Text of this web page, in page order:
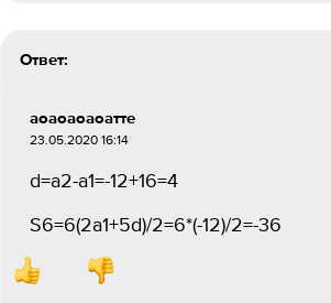
Ответ:
аоаоаоаоатте
23.05.2020 16:14
d=a2-a1=-12+16=4
S6=6(2a1+5d)/2=6*(-12)/2=-36